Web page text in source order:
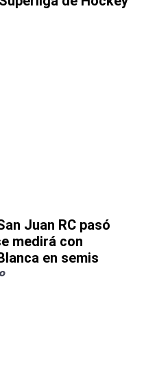
Juan RC pasó
medirá con
en semis